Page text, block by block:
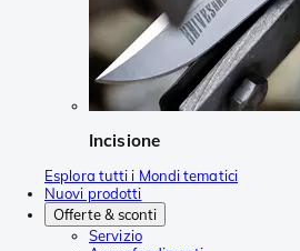
Incisione
Esplora tutti i Mondi tematici
Nuovi prodotti
Offerte & sconti
Servizio